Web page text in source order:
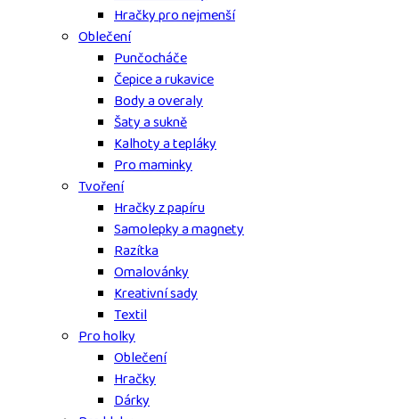
Hračky pro nejmenší
Oblečení
Punčocháče
Čepice a rukavice
Body a overaly
Šaty a sukně
Kalhoty a tepláky
Pro maminky
Tvoření
Hračky z papíru
Samolepky a magnety
Razítka
Omalovánky
Kreativní sady
Textil
Pro holky
Oblečení
Hračky
Dárky